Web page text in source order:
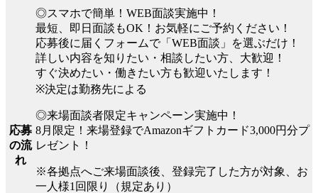
応募
の流
れ
◎スマホで簡単！WEB面談実施中！
最短、即日面談もOK！お気軽にご予約ください！
応募後に届くフォームで「WEB面談」を選ぶだけ！
詳しい内容を知りたい・相談したい方、大歓迎！
すぐ決めたい・働きたい方も歓迎いたします！
※決定は勤務先による
◎来場面談者限定キャンペーン実施中！
8月限定！来場登録でAmazonギフトカード3,000円分プ
レゼント！
※各拠点へご来場面談後、登録完了した方が対象、お
一人様1回限り（規定あり）